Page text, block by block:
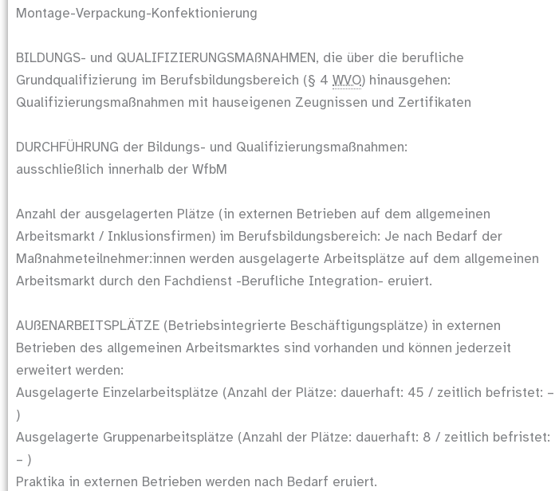
Montage-Verpackung-Konfektionierung
BILDUNGS- und QUALIFIZIERUNGSMAßNAHMEN, die über die berufliche
Grundqualifizierung im Berufsbildungsbereich (§ 4 WVO) hinausgehen:
Qualifizierungsmaßnahmen mit hauseigenen Zeugnissen und Zertifikaten
DURCHFÜHRUNG der Bildungs- und Qualifizierungsmaßnahmen:
ausschließlich innerhalb der WfbM
Anzahl der ausgelagerten Plätze (in externen Betrieben auf dem allgemeinen
Arbeitsmarkt / Inklusionsfirmen) im Berufsbildungsbereich: Je nach Bedarf der
Maßnahmeteilnehmer:innen werden ausgelagerte Arbeitsplätze auf dem allgemeinen
Arbeitsmarkt durch den Fachdienst -Berufliche Integration- eruiert.
AUßENARBEITSPLÄTZE (Betriebsintegrierte Beschäftigungsplätze) in externen
Betrieben des allgemeinen Arbeitsmarktes sind vorhanden und können jederzeit
erweitert werden:
Ausgelagerte Einzelarbeitsplätze (Anzahl der Plätze: dauerhaft: 45 / zeitlich befristet: –
)
Ausgelagerte Gruppenarbeitsplätze (Anzahl der Plätze: dauerhaft: 8 / zeitlich befristet:
– )
Praktika in externen Betrieben werden nach Bedarf eruiert.